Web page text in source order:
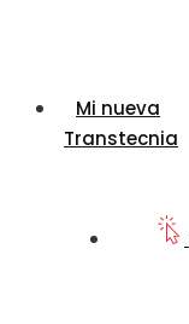
Mi nueva
Transtecnia